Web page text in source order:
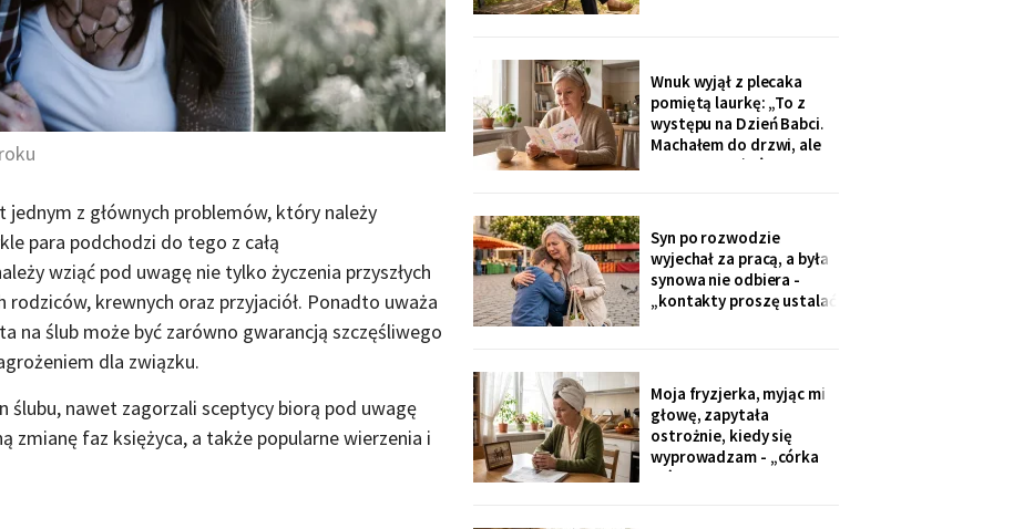
z głównych problemów, który należy
para podchodzi do tego z całą
wziąć pod uwagę nie tylko życzenia przyszłych
rodziców, krewnych oraz przyjaciół. Ponadto uważa
na ślub może być zarówno gwarancją szczęśliwego
dla związku.
ślubu, nawet zagorzali sceptycy biorą pod uwagę
zmianę faz księżyca, a także popularne wierzenia i
prześwietlenie biodra.
„Mamo, od tego jest
teraz taksówka dla
seniorów, zamów sobie".
Zamówiłam - kierowca
Wnuk wyjął z plecaka
pomiętą laurkę: „To z
występu na Dzień Babci.
Machałem do drzwi, ale
nie przyszłaś". Żadnego
przekazuje je przez
rodziców. Córka
wzruszyła ramionami:
„No zapomniałam, mamo,
tyle się teraz
Syn po rozwodzie
wyjechał za pracą, a była
synowa nie odbiera -
„kontakty proszę ustalać
na rynku młodszy mnie
zobaczył, wyrwał jej się z
ręki i przybiegł. Zdążyłam
tylko przytulić.
Moja fryzjerka, myjąc mi
głowę, zapytała
ostrożnie, kiedy się
wyprowadzam - „córka
mówiła u nas w salonie,